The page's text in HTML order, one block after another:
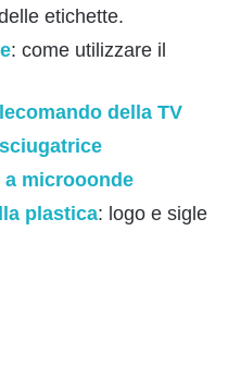
etichette.
: come utilizzare il
della TV
microoonde
plastica: logo e sigle